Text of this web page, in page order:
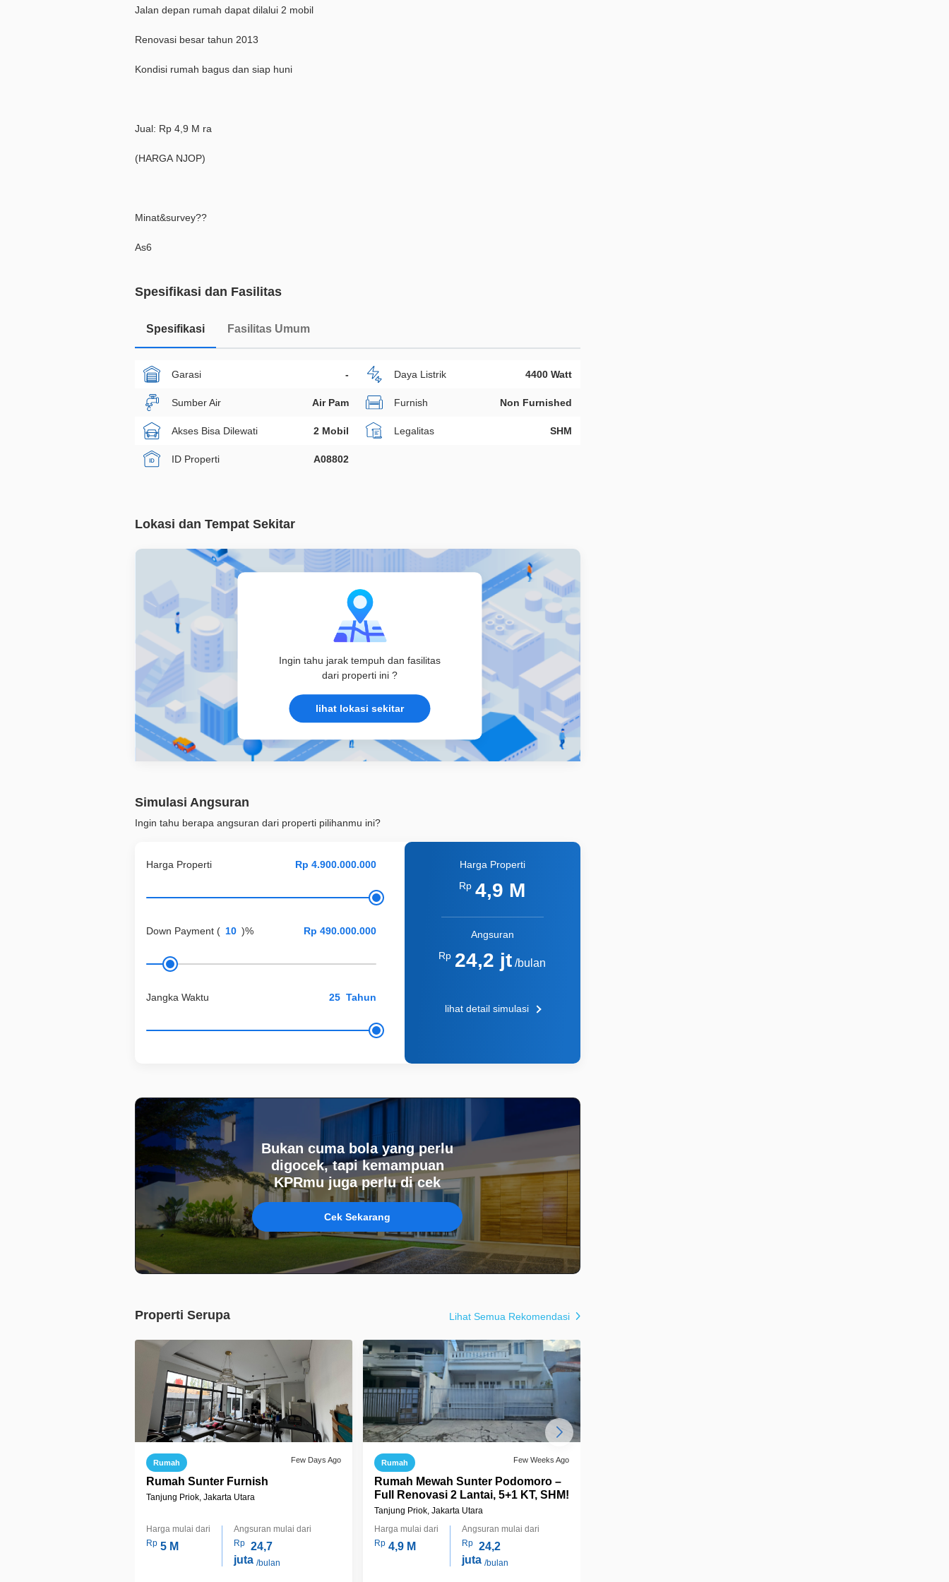
Jalan depan rumah dapat dilalui 2 mobil
Renovasi besar tahun 2013
Kondisi rumah bagus dan siap huni
Jual: Rp 4,9 M ra
(HARGA NJOP)
Minat&survey??
As6
Spesifikasi dan Fasilitas
Spesifikasi Fasilitas Umum
Garasi - Daya Listrik 4400 Watt
Sumber Air Air Pam Furnish Non Furnished
Akses Bisa Dilewati 2 Mobil Legalitas SHM
ID Properti A08802
Lokasi dan Tempat Sekitar
Ingin tahu jarak tempuh dan fasilitas
dari properti ini ?
lihat lokasi sekitar
Simulasi Angsuran
Ingin tahu berapa angsuran dari properti pilihanmu ini?
Harga Properti
Down Payment ( )%
Jangka Waktu Tahun
Harga Properti
Rp 4,9 M
Angsuran
Rp 24,2 jt /bulan
lihat detail simulasi
Bukan cuma bola yang perlu
digocek, tapi kemampuan
KPRmu juga perlu di cek
Cek Sekarang
Properti Serupa Lihat Semua Rekomendasi
Rumah Few Days Ago
Rumah Sunter Furnish
Tanjung Priok, Jakarta Utara
Harga mulai dari
Rp 5 M
Angsuran mulai dari
Rp 24,7
juta /bulan
Rumah Few Weeks Ago
Rumah Mewah Sunter Podomoro –
Full Renovasi 2 Lantai, 5+1 KT, SHM!
Tanjung Priok, Jakarta Utara
Harga mulai dari
Rp 4,9 M
Angsuran mulai dari
Rp 24,2
juta /bulan